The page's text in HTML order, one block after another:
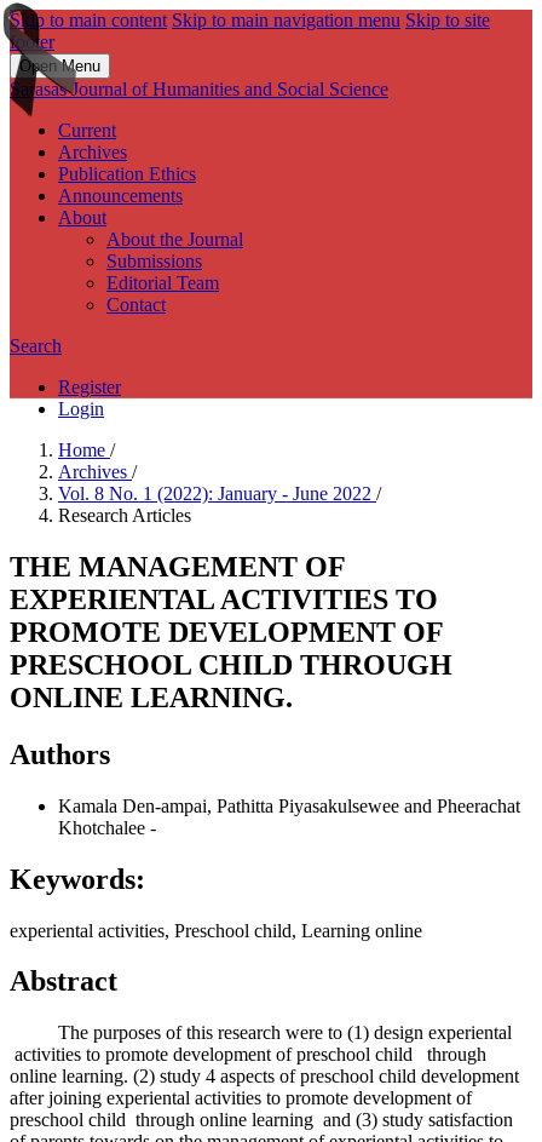
Skip to main content Skip to main navigation menu Skip to site
footer
Open Menu
Sarasas Journal of Humanities and Social Science
Current
Archives
Publication Ethics
Announcements
About
About the Journal
Submissions
Editorial Team
Contact
Search
Register
Login
Home /
Archives /
Vol. 8 No. 1 (2022): January - June 2022 /
Research Articles
THE MANAGEMENT OF
EXPERIENTAL ACTIVITIES TO
PROMOTE DEVELOPMENT OF
PRESCHOOL CHILD THROUGH
ONLINE LEARNING.
Authors
Kamala Den-ampai, Pathitta Piyasakulsewee and Pheerachat
Khotchalee -
Keywords:
experiental activities, Preschool child, Learning online
Abstract
The purposes of this research were to (1) design experiental
activities to promote development of preschool child through
online learning. (2) study 4 aspects of preschool child development
after joining experiental activities to promote development of
preschool child through online learning and (3) study satisfaction